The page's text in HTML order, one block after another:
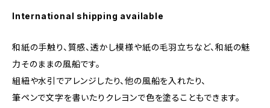
International shipping available
和紙の手触り、質感、透かし模様や紙の毛羽立ちなど、和紙の魅
力そのままの風船です。
組紐や水引でアレンジしたり、他の風船を入れたり、
筆ペンで文字を書いたりクレヨンで色を塗ることもできます。